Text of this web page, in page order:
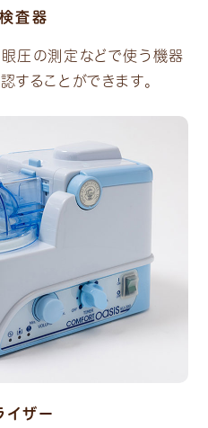
査器
圧の測定などで使う機器
することができます。
イザー